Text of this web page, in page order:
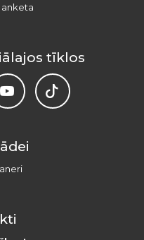
tīklos